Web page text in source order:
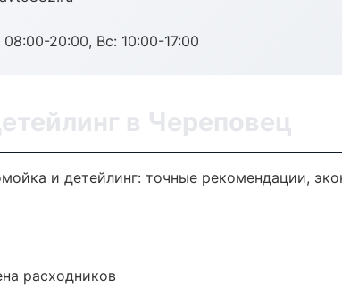
20:00, Вс: 10:00-17:00
в Череповец
и детейлинг: точные рекомендации,
расходников